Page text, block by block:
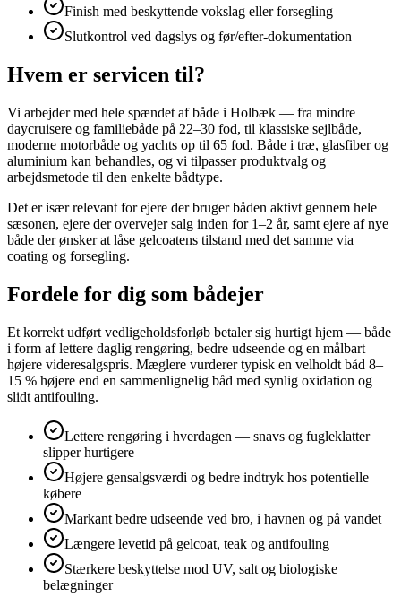
Finish med beskyttende vokslag eller forsegling
Slutkontrol ved dagslys og før/efter-dokumentation
Hvem er servicen til?
Vi arbejder med hele spændet af både i Holbæk — fra mindre
daycruisere og familiebåde på 22–30 fod, til klassiske sejlbåde,
moderne motorbåde og yachts op til 65 fod. Både i træ, glasfiber og
aluminium kan behandles, og vi tilpasser produktvalg og
arbejdsmetode til den enkelte bådtype.
Det er især relevant for ejere der bruger båden aktivt gennem hele
sæsonen, ejere der overvejer salg inden for 1–2 år, samt ejere af nye
både der ønsker at låse gelcoatens tilstand med det samme via
coating og forsegling.
Fordele for dig som bådejer
Et korrekt udført vedligeholdsforløb betaler sig hurtigt hjem — både
i form af lettere daglig rengøring, bedre udseende og en målbart
højere videresalgspris. Mæglere vurderer typisk en velholdt båd 8–
15 % højere end en sammenlignelig båd med synlig oxidation og
slidt antifouling.
Lettere rengøring i hverdagen — snavs og fugleklatter
slipper hurtigere
Højere gensalgsværdi og bedre indtryk hos potentielle
købere
Markant bedre udseende ved bro, i havnen og på vandet
Længere levetid på gelcoat, teak og antifouling
Stærkere beskyttelse mod UV, salt og biologiske
belægninger